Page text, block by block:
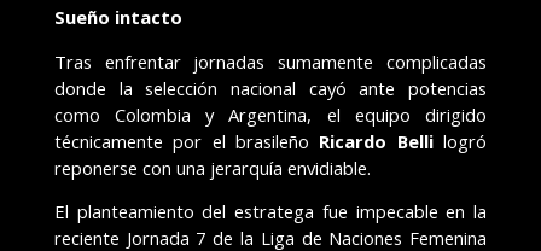
Sueño intacto
Tras enfrentar jornadas sumamente complicadas
donde la selección nacional cayó ante potencias
como Colombia y Argentina, el equipo dirigido
técnicamente por el brasileño Ricardo Bellilogró
reponerse con una jerarquía envidiable.
El planteamiento del estratega fue impecable en la
reciente Jornada 7 de la Liga de Naciones Femenina